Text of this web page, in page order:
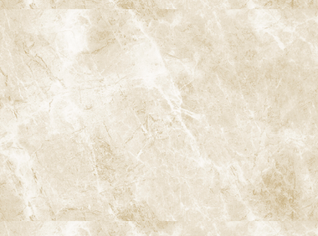
流行感染症対策の強化
徹底した滅菌・衛生管理
基本メニュー
初めての方
歯科医師紹介
当院の特長